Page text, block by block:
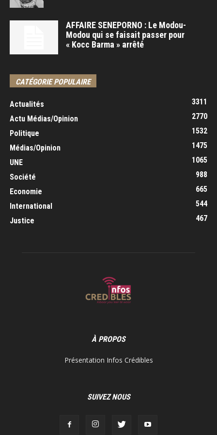
AFFAIRE SENEPORNO : Le Modou-
Modou qui se faisait passer pour
« Kocc Barma » arrêté
CATÉGORIE POPULAIRE
Actualités
3311
Actu Médias/Opinion
2770
Politique
1532
Médias/Opinion
1475
UNE
1065
Société
988
Economie
665
International
544
Justice
467
À PROPOS
Présentation Infos Crédibles
SUIVEZ NOUS